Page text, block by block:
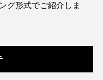
グ形式でご紹介しま